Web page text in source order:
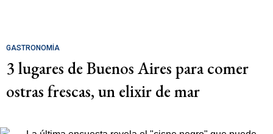
GASTRONOMÍA
3 lugares de Buenos Aires para comer
ostras frescas, un elixir de mar